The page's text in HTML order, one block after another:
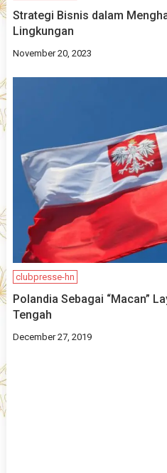
Strategi Bisnis dalam
Lingkungan
November 20, 2023
clubpresse-hn
Polandia Sebagai “Macan”
Tengah
December 27, 2019